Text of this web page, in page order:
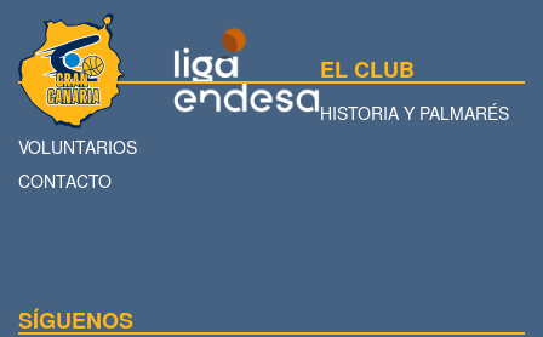
EL CLUB
HISTORIA Y PALMARÉS
VOLUNTARIOS
CONTACTO
SÍGUENOS